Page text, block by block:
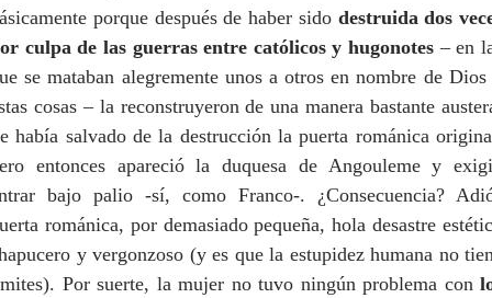
porque después de haber sido destruida dos
culpa de las guerras entre católicos y hugonotes – en
se mataban alegremente unos a otros en nombre de
cosas – la reconstruyeron de una manera bastante
había salvado de la destrucción la puerta románica
entonces apareció la duquesa de Angouleme y
bajo palio -sí, como Franco-. ¿Consecuencia?
románica, por demasiado pequeña, hola desastre
y vergonzoso (y es que la estupidez humana no
Por suerte, la mujer no tuvo ningún problema con